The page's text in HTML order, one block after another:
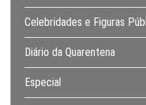
Celebridades e Figuras
Diário da Quarentena
Especial